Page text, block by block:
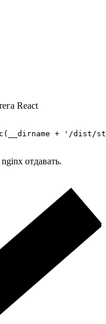
React
+ '/dist/
отдавать.